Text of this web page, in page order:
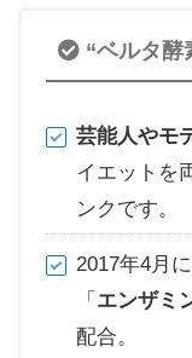
“ベルタ酵
芸能人やモ
イエットを
ンクです。
2017年4月
「 エンザミ
配合。